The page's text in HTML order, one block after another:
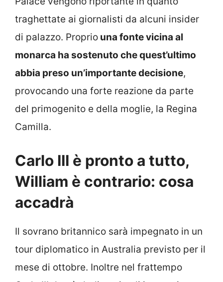
traghettate ai giornalisti da alcuni insider
di palazzo. Proprio una fonte vicina al
monarca ha sostenuto che quest’ultimo
abbia preso un’importante decisione,
provocando una forte reazione da parte
del primogenito e della moglie, la Regina
Camilla.
Carlo III è pronto a tutto,
William è contrario: cosa
accadrà
Il sovrano britannico sarà impegnato in un
tour diplomatico in Australia previsto per il
mese di ottobre. Inoltre nel frattempo